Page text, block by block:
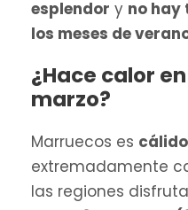
esplendor y no hay
los meses de
¿Hace calor
marzo?
Marruecos es
extremadamente
las regiones